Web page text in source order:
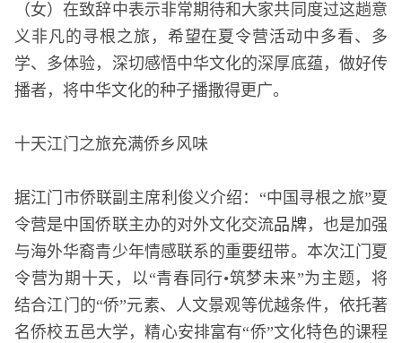
（女）在致辞中表示非常期待和大家共同度过这趟意
义非凡的寻根之旅，希望在夏令营活动中多看、多
学、多体验，深切感悟中华文化的深厚底蕴，做好传
播者，将中华文化的种子播撒得更广。
十天江门之旅充满侨乡风味
据江门市侨联副主席利俊义介绍：“中国寻根之旅”夏
令营是中国侨联主办的对外文化交流品牌，也是加强
与海外华裔青少年情感联系的重要纽带。本次江门夏
令营为期十天，以“青春同行•筑梦未来”为主题，将
结合江门的“侨”元素、人文景观等优越条件，依托著
名侨校五邑大学，精心安排富有“侨”文化特色的课程